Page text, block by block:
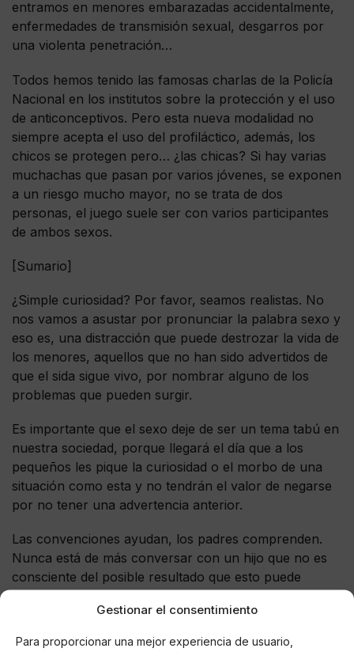
Gestionar el consentimiento
Para proporcionar una mejor experiencia de usuario,
entramos en menores embarazadas accidentalmente,
enfermedades de transmisión sexual, desgarros por
una violenta penetración…
Todos hemos tenido las famosas charlas de la Policía
Nacional en los institutos sobre la protección y el uso
de anticonceptivos. Pero esta nueva modalidad no
siempre acepta el uso del profiláctico, además, los
chicos se protegen pero… ¿las chicas? Si hay varias
muchachas que pasan por varios jóvenes, se exponen
a un riesgo mucho mayor, no se trata de dos
personas, el juego suele ser con varios participantes
de ambos sexos.
[Sumario]
¿Simple curiosidad? Por favor, seamos realistas. No
nos vamos a asustar por pronunciar la palabra sexo y
eso es, una distracción que puede destrozar la vida de
los menores, aquellos que no han sido advertidos de
que el sida sigue vivo, por nombrar alguno de los
problemas que pueden surgir.
Es importante que el sexo deje de ser un tema tabú en
nuestra sociedad, porque llegará el día que a los
pequeños les pique la curiosidad o el morbo de una
situación como esta y no tendrán el valor de negarse
por no tener una advertencia anterior.
Las convenciones ayudan, los padres comprenden.
Nunca está de más conversar con un hijo que no es
consciente del posible resultado que esto puede